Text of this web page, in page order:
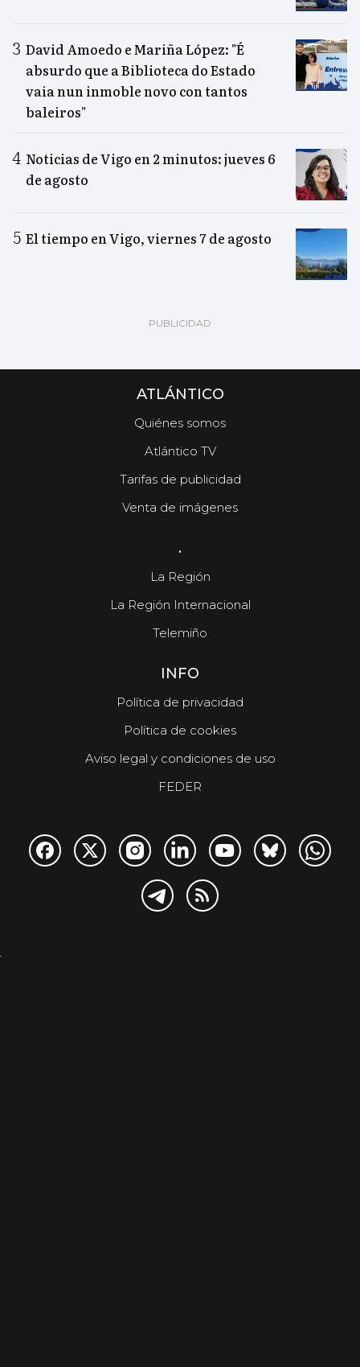
David Amoedo e Mariña López: "É
absurdo que a Biblioteca do Estado
vaia nun inmoble novo con tantos
baleiros"
Noticias de Vigo en 2 minutos: jueves 6
de agosto
El tiempo en Vigo, viernes 7 de agosto
ATLÁNTICO
Quiénes somos
Atlántico TV
Tarifas de publicidad
Venta de imágenes
.
La Región
La Región Internacional
Telemiño
INFO
Política de privacidad
Política de cookies
Aviso legal y condiciones de uso
FEDER